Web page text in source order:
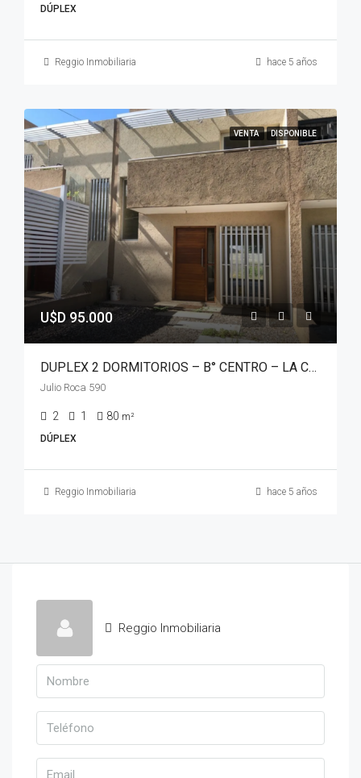
DÚPLEX
Reggio Inmobiliaria hace 5 años
VENTA DISPONIBLE
U$D 95.000
DUPLEX 2 DORMITORIOS – B° CENTRO – LA CALERA
Julio Roca 590
2 1 80 m²
DÚPLEX
Reggio Inmobiliaria hace 5 años
Reggio Inmobiliaria